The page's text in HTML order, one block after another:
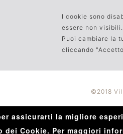
I cookie sono
essere non visibili.
Puoi cambiare la
cliccando
©2018
assicurarti la migliore
dei Cookie. Per maggiori